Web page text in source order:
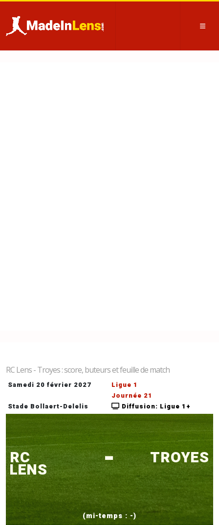
RC Lens - Troyes : score, buteurs et feuille de match
Samedi 20 février 2027
Stade Bollaert-Delelis
Ligue 1
Journée 21
Diffusion: Ligue 1+
RC
LENS - TROYES
(mi-temps : -)